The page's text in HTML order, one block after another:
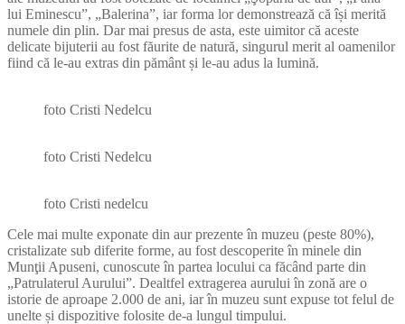
lui Eminescu”, „Balerina”, iar forma lor demonstrează că își merită
numele din plin. Dar mai presus de asta, este uimitor că aceste
delicate bijuterii au fost făurite de natură, singurul merit al oamenilor
fiind că le-au extras din pământ și le-au adus la lumină.
foto Cristi Nedelcu
foto Cristi Nedelcu
foto Cristi nedelcu
Cele mai multe exponate din aur prezente în muzeu (peste 80%),
cristalizate sub diferite forme, au fost descoperite în minele din
Munţii Apuseni, cunoscute în partea locului ca făcând parte din
„Patrulaterul Aurului”. Dealtfel extragerea aurului în zonă are o
istorie de aproape 2.000 de ani, iar în muzeu sunt expuse tot felul de
unelte și dispozitive folosite de-a lungul timpului.